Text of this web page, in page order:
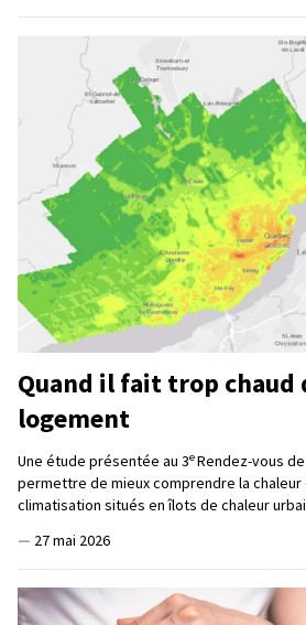
Quand il fait trop chaud
logement
Une étude présentée au 3eRendez-vous
permettre de mieux comprendre la
climatisation situés en îlots de chaleur
— 27 mai 2026